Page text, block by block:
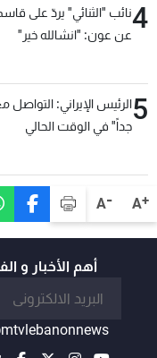
A+
A-
4نائب "الثنائي" يردّ على
عن عون: "انشالله خير"
5الرئيس الإيراني:
جداً" في الوقت الحالي
أهم الأخبار و